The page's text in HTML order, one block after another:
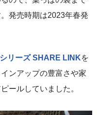
発売時期は2023年春発
リーズ SHARE LINKを
ンアップの豊富さや家
ールしていました。